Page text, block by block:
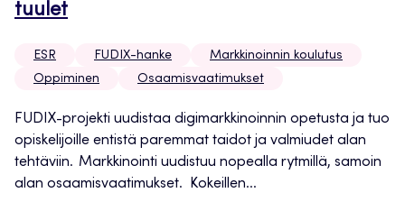
tuulet
ESR FUDIX-hanke
Markkinoinnin koulutus
Oppiminen
Osaamisvaatimukset
FUDIX-projekti uudistaa digimarkkinoinnin opetusta ja tuo
opiskelijoille entistä paremmat taidot ja valmiudet alan
tehtäviin. Markkinointi uudistuu nopealla rytmillä, samoin
alan osaamisvaatimukset. Kokeillen...